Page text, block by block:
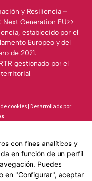
y Resiliencia –
Next Generation EU>>
establecido por el
Europeo y del
de 2021.
gestionado por el
cookies| Desarrollado por
con fines analíticos y
en función de un perfil
Puedes
en "Configurar", aceptar